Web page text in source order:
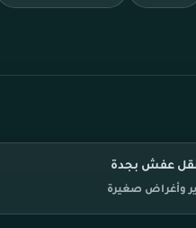
عفش بجدة
وأغراض صغيرة